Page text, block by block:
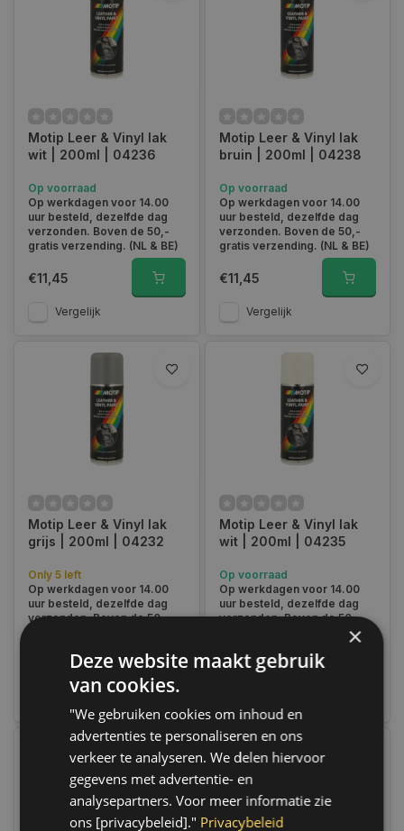
Motip Leer & Vinyl lak
wit | 200ml | 04236
Op voorraad
Op werkdagen voor 14.00
uur besteld, dezelfde dag
verzonden. Boven de 50,-
gratis verzending. (NL & BE)
€11,45
Vergelijk
Motip Leer & Vinyl lak
bruin | 200ml | 04238
Op voorraad
Op werkdagen voor 14.00
uur besteld, dezelfde dag
verzonden. Boven de 50,-
gratis verzending. (NL & BE)
€11,45
Vergelijk
Motip Leer & Vinyl lak
grijs | 200ml | 04232
Only 5 left
Op werkdagen voor 14.00
uur besteld, dezelfde dag
verzonden. Boven de 50,-
Motip Leer & Vinyl lak
wit | 200ml | 04235
Op voorraad
Op werkdagen voor 14.00
uur besteld, dezelfde dag
verzonden. Boven de 50,-
gratis verzending. (NL & BE)
€11,45
×
Deze website maakt gebruik
van cookies.
"We gebruiken cookies om inhoud en
advertenties te personaliseren en ons
verkeer te analyseren. We delen hiervoor
gegevens met advertentie- en
analysepartners. Voor meer informatie zie
ons [privacybeleid]." Privacybeleid